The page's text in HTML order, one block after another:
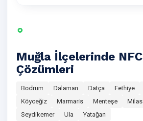
Muğla İlçelerinde NFC
Çözümleri
Bodrum Dalaman Datça Fethiye
Köyceğiz
Marmaris Menteşe Milas
Seydikemer
Ula Yatağan